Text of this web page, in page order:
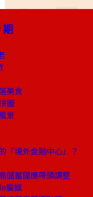
期
美食
圖
景
境外金融中心」？
蓄國應帶頭調整
震撼